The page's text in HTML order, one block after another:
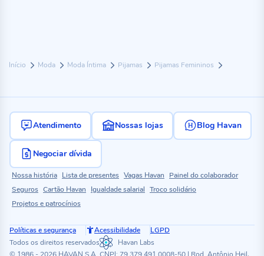
Início Moda Moda Íntima Pijamas Pijamas Femininos
Atendimento Nossas lojas Blog Havan
Negociar dívida
Nossa história Lista de presentes Vagas Havan
Painel do colaborador
Seguros Cartão Havan Igualdade salarial Troco solidário
Projetos e patrocínios
Políticas e segurança Acessibilidade
LGPD
Todos os direitos reservados
Havan Labs